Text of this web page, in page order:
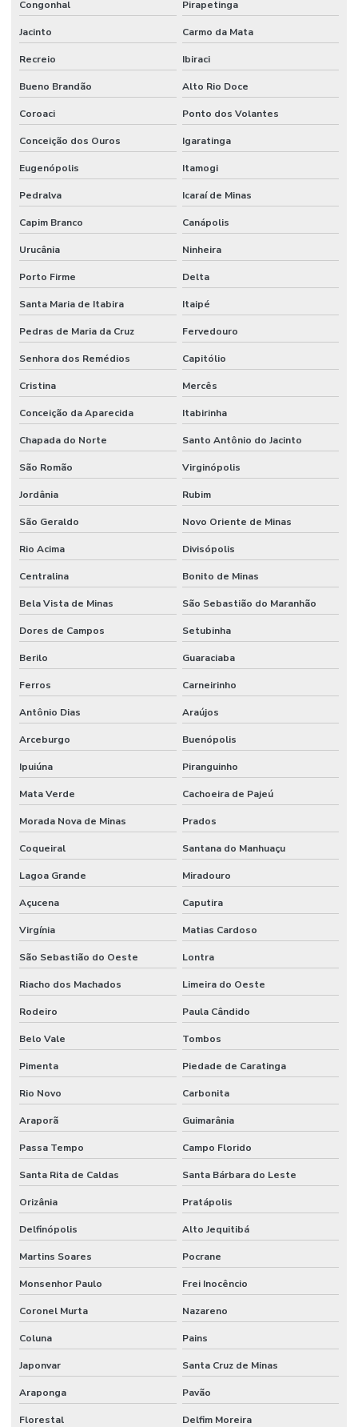
Congonhal Pirapetinga
Jacinto Carmo da Mata
Recreio Ibiraci
Bueno Brandão Alto Rio Doce
Coroaci Ponto dos Volantes
Conceição dos Ouros Igaratinga
Eugenópolis Itamogi
Pedralva Icaraí de Minas
Capim Branco Canápolis
Urucânia Ninheira
Porto Firme Delta
Santa Maria de Itabira Itaipé
Pedras de Maria da Cruz Fervedouro
Senhora dos Remédios Capitólio
Cristina Mercês
Conceição da Aparecida Itabirinha
Chapada do Norte Santo Antônio do Jacinto
São Romão Virginópolis
Jordânia Rubim
São Geraldo Novo Oriente de Minas
Rio Acima Divisópolis
Centralina Bonito de Minas
Bela Vista de Minas São Sebastião do Maranhão
Dores de Campos Setubinha
Berilo Guaraciaba
Ferros Carneirinho
Antônio Dias Araújos
Arceburgo Buenópolis
Ipuiúna Piranguinho
Mata Verde Cachoeira de Pajeú
Morada Nova de Minas Prados
Coqueiral Santana do Manhuaçu
Lagoa Grande Miradouro
Açucena Caputira
Virgínia Matias Cardoso
São Sebastião do Oeste Lontra
Riacho dos Machados Limeira do Oeste
Rodeiro Paula Cândido
Belo Vale Tombos
Pimenta Piedade de Caratinga
Rio Novo Carbonita
Araporã Guimarânia
Passa Tempo Campo Florido
Santa Rita de Caldas Santa Bárbara do Leste
Orizânia Pratápolis
Delfinópolis Alto Jequitibá
Martins Soares Pocrane
Monsenhor Paulo Frei Inocêncio
Coronel Murta Nazareno
Coluna Pains
Japonvar Santa Cruz de Minas
Araponga Pavão
Florestal Delfim Moreira